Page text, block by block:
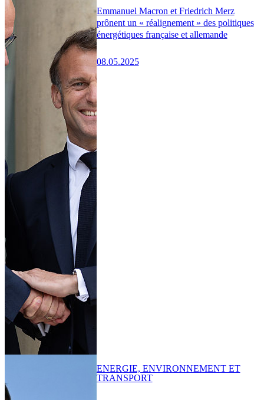
Emmanuel Macron et Friedrich Merz
prônent un « réalignement » des politiques
énergétiques française et allemande
08.05.2025
ENERGIE, ENVIRONNEMENT ET
TRANSPORT